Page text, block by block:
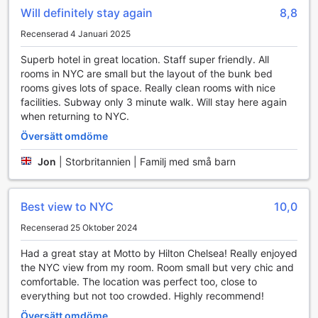
utrymmena. Detta gör det enkelt att dela dina upplevelser
storstaden. Dessutom gör den smidiga express in- och
utcheckningen att du kan maximera din tid i New York,
utan att behöva stå i långa köer. Motto by Hilton New York
City Chelsea är verkligen en oas av bekvämlighet mitt i
stadens puls.
Transportmöjligheter på Motto by Hilton New York City
Chelsea
Motto by Hilton New York City Chelsea erbjuder sina gäster
bekväma transportmöjligheter för att göra deras vistelse i
en egen biluthyrningstjänst, vilket ger gästerna friheten att
utforska New York City och dess omgivningar i sin egen
takt. Oavsett om du planerar att besöka ikoniska platser
som Central Park eller ta en tur till de trendiga kvarteren i
Brooklyn, är det enkelt att hyra en bil direkt från hotellet.
För dem som föredrar att köra själva, erbjuder Motto by
Hilton New York City Chelsea även en praktisk parkering
på plats. Detta innebär att du kan ställa din bil tryggt och
Will definitely stay again 8,8
Recenserad 4 Januari 2025
Superb hotel in great location. Staff super friendly. All
rooms in NYC are small but the layout of the bunk bed
rooms gives lots of space. Really clean rooms with nice
facilities. Subway only 3 minute walk. Will stay here again
when returning to NYC.
Översätt omdöme
Jon Storbritannien | Familj med små barn
Best view to NYC 10,0
Recenserad 25 Oktober 2024
Had a great stay at Motto by Hilton Chelsea! Really enjoyed
the NYC view from my room. Room small but very chic and
comfortable. The location was perfect too, close to
everything but not too crowded. Highly recommend!
Översätt omdöme